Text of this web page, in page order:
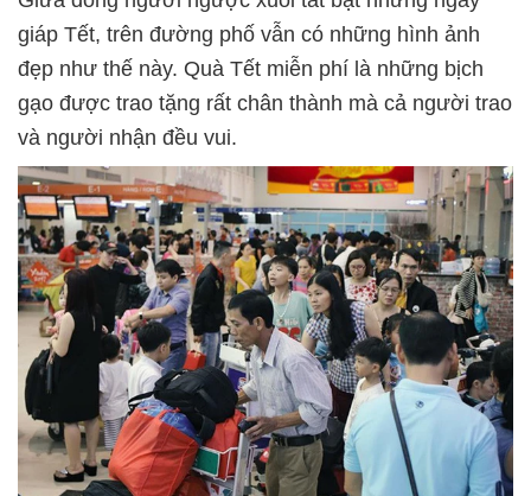
giáp Tết, trên đường phố vẫn có những hình ảnh
đẹp như thế này. Quà Tết miễn phí là những bịch
gạo được trao tặng rất chân thành mà cả người trao
và người nhận đều vui.